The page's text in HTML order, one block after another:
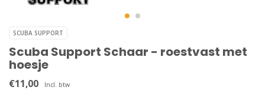
SCUBA SUPPORT
Scuba Support Schaar - roestvast met
hoesje
€11,00 Incl. btw